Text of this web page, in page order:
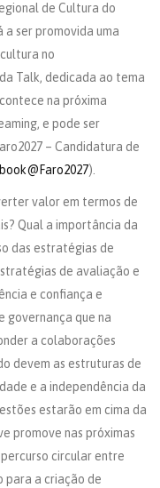
de Cultura do
ser promovida uma
no
Talk, dedicada ao tema
na próxima
e pode ser
– Candidatura de
).
valor em termos de
Qual a importância da
das estratégias de
de avaliação e
e confiança e
governança que na
a colaborações
devem as estruturas de
e a independência da
estarão em cima da
promove nas próximas
circular entre
para a criação de